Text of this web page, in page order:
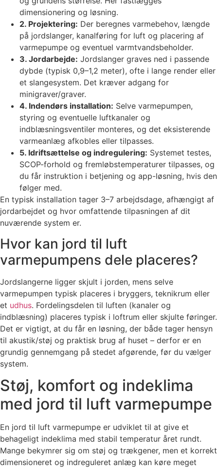
dimensionering og løsning.
2. Projektering: Der beregnes varmebehov, længde
på jordslanger, kanalføring for luft og placering af
varmepumpe og eventuel varmtvandsbeholder.
3. Jordarbejde: Jordslanger graves ned i passende
dybde (typisk 0,9–1,2 meter), ofte i lange render eller
et slangesystem. Det kræver adgang for
minigraver/graver.
4. Indendørs installation: Selve varmepumpen,
styring og eventuelle luftkanaler og
indblæsningsventiler monteres, og det eksisterende
varmeanlæg afkobles eller tilpasses.
5. Idriftsættelse og indregulering: Systemet testes,
SCOP-forhold og fremløbstemperaturer tilpasses, og
du får instruktion i betjening og app-løsning, hvis den
følger med.
En typisk installation tager 3–7 arbejdsdage, afhængigt af
jordarbejdet og hvor omfattende tilpasningen af dit
nuværende system er.
Hvor kan jord til luft
varmepumpens dele placeres?
Jordslangerne ligger skjult i jorden, mens selve
varmepumpen typisk placeres i bryggers, teknikrum eller
et udhus. Fordelingsdelen til luften (kanaler og
indblæsning) placeres typisk i loftrum eller skjulte føringer.
Det er vigtigt, at du får en løsning, der både tager hensyn
til akustik/støj og praktisk brug af huset – derfor er en
grundig gennemgang på stedet afgørende, før du vælger
system.
Støj, komfort og indeklima
med jord til luft varmepumpe
En jord til luft varmepumpe er udviklet til at give et
behageligt indeklima med stabil temperatur året rundt.
Mange bekymrer sig om støj og trækgener, men et korrekt
dimensioneret og indreguleret anlæg kan køre meget